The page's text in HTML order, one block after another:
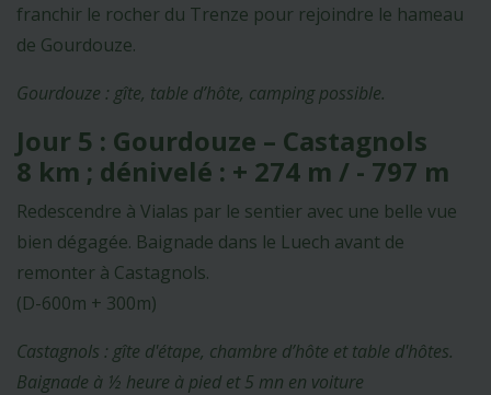
franchir le rocher du Trenze pour rejoindre le hameau
de Gourdouze.
Gourdouze : gîte, table d’hôte, camping possible.
Jour 5 : Gourdouze – Castagnols
8 km ; dénivelé : + 274 m / - 797 m
Redescendre à Vialas par le sentier avec une belle vue
bien dégagée. Baignade dans le Luech avant de
remonter à Castagnols.
(D-600m + 300m)
Castagnols : gîte d'étape, chambre d’hôte et table d'hôtes.
Baignade à ½ heure à pied et 5 mn en voiture